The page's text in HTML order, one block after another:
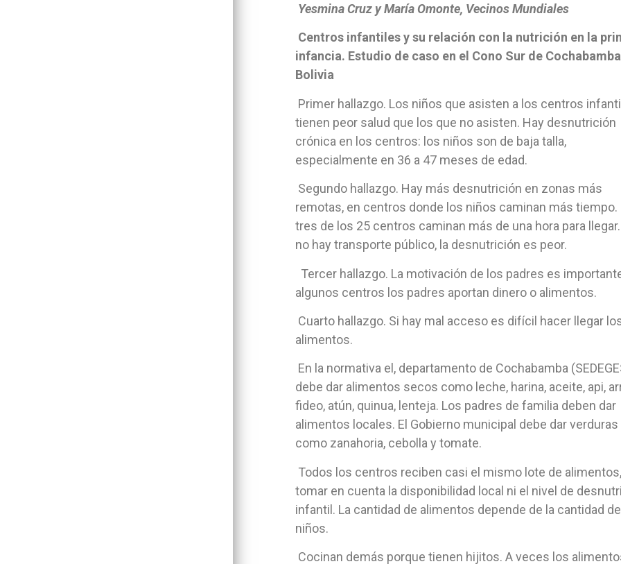
Yesmina Cruz y María Omonte, Vecinos Mundiales
Centros infantiles y su relación con la nutrición en la
infancia. Estudio de caso en el Cono Sur de
Bolivia
Primer hallazgo. Los niños que asisten a los centros
tienen peor salud que los que no asisten. Hay desnutrición
crónica en los centros: los niños son de baja talla,
especialmente en 36 a 47 meses de edad.
Segundo hallazgo. Hay más desnutrición en zonas más
remotas, en centros donde los niños caminan más tiempo.
tres de los 25 centros caminan más de una hora para
no hay transporte público, la desnutrición es peor.
Tercer hallazgo. La motivación de los padres es
algunos centros los padres aportan dinero o alimentos.
Cuarto hallazgo. Si hay mal acceso es difícil hacer llegar
alimentos.
En la normativa el, departamento de Cochabamba
debe dar alimentos secos como leche, harina, aceite, api,
fideo, atún, quinua, lenteja. Los padres de familia deben dar
alimentos locales. El Gobierno municipal debe dar verduras
como zanahoria, cebolla y tomate.
Todos los centros reciben casi el mismo lote de
tomar en cuenta la disponibilidad local ni el nivel de
infantil. La cantidad de alimentos depende de la cantidad de
niños.
Cocinan demás porque tienen hijitos. A veces los